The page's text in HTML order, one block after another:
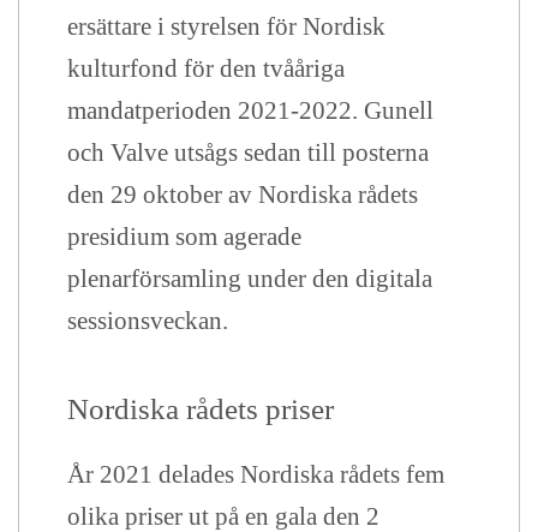
ersättare i styrelsen för Nordisk
kulturfond för den tvååriga
mandatperioden 2021-2022. Gunell
och Valve utsågs sedan till posterna
den 29 oktober av Nordiska rådets
presidium som agerade
plenarförsamling under den digitala
sessionsveckan.
Nordiska rådets priser
År 2021 delades Nordiska rådets fem
olika priser ut på en gala den 2